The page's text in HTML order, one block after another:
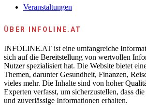
Veranstaltungen
ÜBER INFOLINE.AT
INFOLINE.AT ist eine umfangreiche
sich auf die Bereitstellung von wertvollen
Nutzer spezialisiert hat. Die Website bietet
Themen, darunter Gesundheit, Finanzen,
vieles mehr. Die Inhalte sind von hoher
Experten verfasst, um sicherzustellen, dass
und zuverlässige Informationen erhalten.